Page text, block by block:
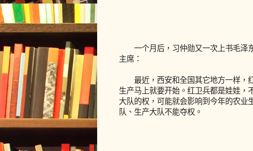
一个月后，习仲勋又一次上书毛泽
主席：
最近，西安和全国其它地方一样，
生产马上就要开始。红卫兵都是娃娃，
大队的权，可能就会影响到今年的农业
队、生产大队不能夺权。